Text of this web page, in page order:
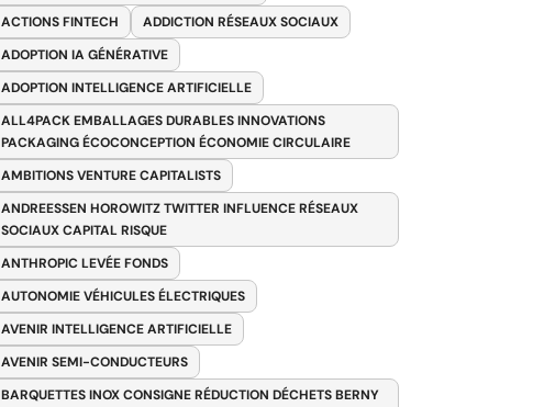
ACTIONS FINTECH
ADDICTION RÉSEAUX SOCIAUX
ADOPTION IA GÉNÉRATIVE
ADOPTION INTELLIGENCE ARTIFICIELLE
ALL4PACK EMBALLAGES DURABLES INNOVATIONS
PACKAGING ÉCOCONCEPTION ÉCONOMIE CIRCULAIRE
AMBITIONS VENTURE CAPITALISTS
ANDREESSEN HOROWITZ TWITTER INFLUENCE RÉSEAUX
SOCIAUX CAPITAL RISQUE
ANTHROPIC LEVÉE FONDS
AUTONOMIE VÉHICULES ÉLECTRIQUES
AVENIR INTELLIGENCE ARTIFICIELLE
AVENIR SEMI-CONDUCTEURS
BARQUETTES INOX CONSIGNE RÉDUCTION DÉCHETS BERNY